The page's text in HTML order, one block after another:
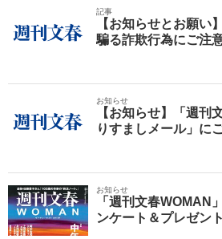
記事
【お知らせとお願い
騙る詐欺行為にご注
お知らせ
【お知らせ】「週刊
りすましメール」に
お知らせ
「週刊文春WOMAN
ンケート＆プレゼント